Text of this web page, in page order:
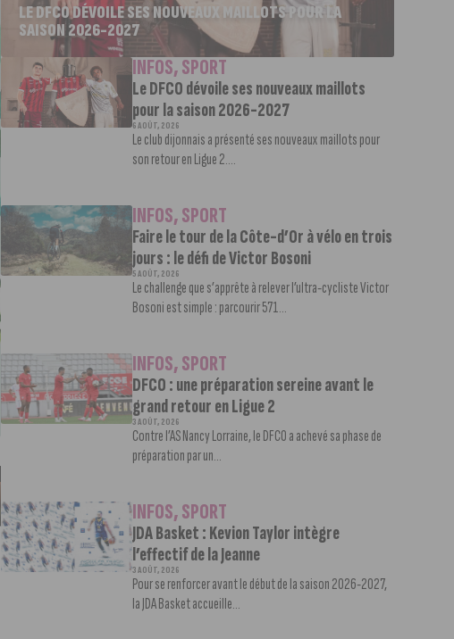
LE DFCO DÉVOILE SES NOUVEAUX MAILLOTS POUR LA
SAISON 2026-2027
INFOS,SPORT
Le DFCO dévoile ses nouveaux maillots
pour la saison 2026-2027
6 AOÛT, 2026
Le club dijonnais a présenté ses nouveaux maillots pour
son retour en Ligue 2....
INFOS,SPORT
Faire le tour de la Côte-d’Or à vélo en trois
jours : le défi de Victor Bosoni
5 AOÛT, 2026
Le challenge que s’apprête à relever l’ultra-cycliste Victor
Bosoni est simple : parcourir 571...
INFOS,SPORT
DFCO : une préparation sereine avant le
grand retour en Ligue 2
3 AOÛT, 2026
Contre l’AS Nancy Lorraine, le DFCO a achevé sa phase de
préparation par un...
INFOS,SPORT
JDA Basket : Kevion Taylor intègre
l’effectif de la Jeanne
3 AOÛT, 2026
Pour se renforcer avant le début de la saison 2026-2027,
la JDA Basket accueille...